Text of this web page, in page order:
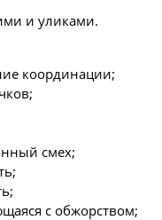
и уликами.
координации;
смех;
с обжорством;